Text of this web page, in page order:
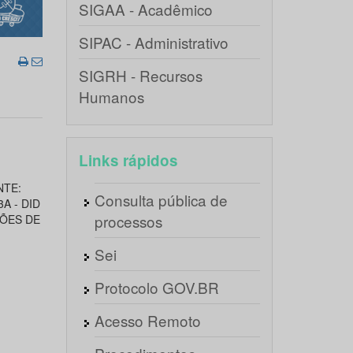
- DID
DE
SIGAA - Acadêmico
SIPAC - Administrativo
SIGRH - Recursos
Humanos
Links rápidos
Consulta pública de
processos
Sei
Protocolo GOV.BR
Acesso Remoto